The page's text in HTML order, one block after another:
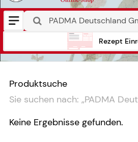
Rezept
Produktsuche
Sie suchen nach: „PADMA
Keine Ergebnisse gefunden.